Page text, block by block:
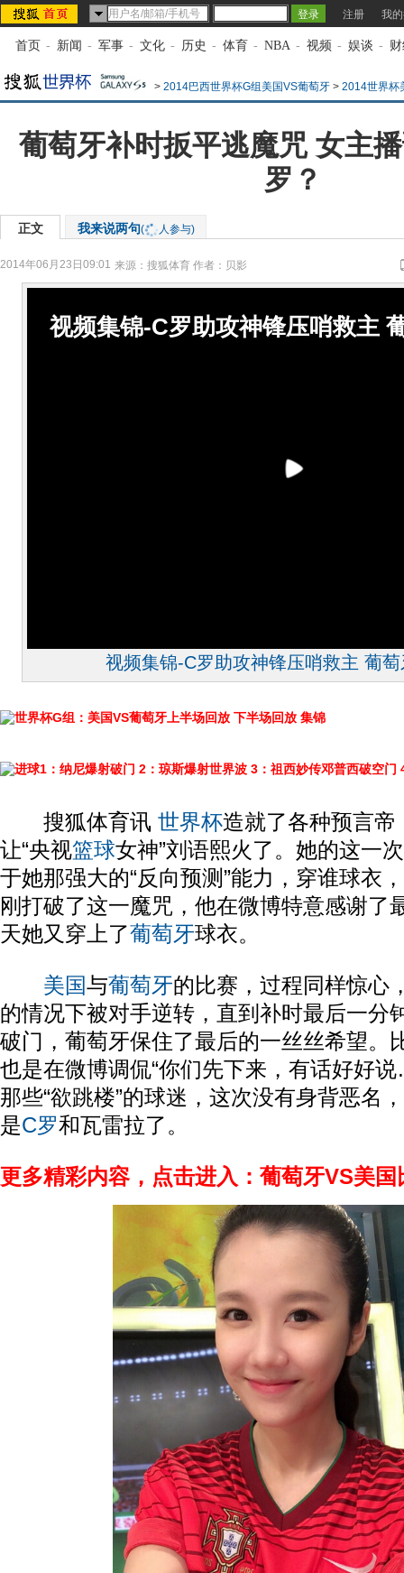
注册 我
首页 - 新闻 - 军事 - 文化 - 历史 - 体育 - NBA - 视频 - 娱谈 -
> 2014巴西世界杯G组美国VS葡萄牙 > 2014世界杯
葡萄牙补时扳平逃魔咒 女主
罗？
正文 我来说两句( 人参与)
2014年06月23日09:01 来源： 搜狐体育 作者：贝影
视频集锦-C罗助攻神锋压哨救主
视频集锦-C罗助攻神锋压哨救主 葡
世界杯G组：美国VS葡萄牙上半场回放 下半场回放 集锦
进球1：纳尼爆射破门 2：琼斯爆射世界波 3：祖西妙传邓普西破空门
搜狐体育讯 世界杯造就了各种预言帝
让“央视篮球女神”刘语熙火了。她的这一
于她那强大的“反向预测”能力，穿谁球衣
刚打破了这一魔咒，他在微博特意感谢了
天她又穿上了葡萄牙球衣。
美国与葡萄牙的比赛，过程同样惊心
的情况下被对手逆转，直到补时最后一分
破门，葡萄牙保住了最后的一丝丝希望。
也是在微博调侃“你们先下来，有话好好
那些“欲跳楼”的球迷，这次没有身背恶名
是C罗和瓦雷拉了。
更多精彩内容，点击进入：葡萄牙VS美国